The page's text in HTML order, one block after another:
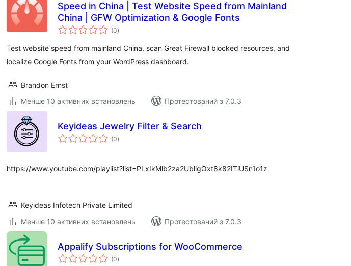
Speed in China | Test Website Speed from Mainland
China | GFW Optimization & Google Fonts
(0загальний
рейтинг
)
Test website speed from mainland China, scan Great Firewall blocked resources, and
localize Google Fonts from your WordPress dashboard.
Brandon Ernst
Менше 10 активних встановлень
Протестований з 7.0.3
Keyideas Jewelry Filter & Search
(0загальний
рейтинг
)
https://www.youtube.com/playlist?list=PLxIkMlb2za2UbligOxt8k82ITiUSn1o1z
Keyideas Infotech Private Limited
Менше 10 активних встановлень
Протестований з 7.0.3
Appalify Subscriptions for WooCommerce
(0загальний
рейтинг
)